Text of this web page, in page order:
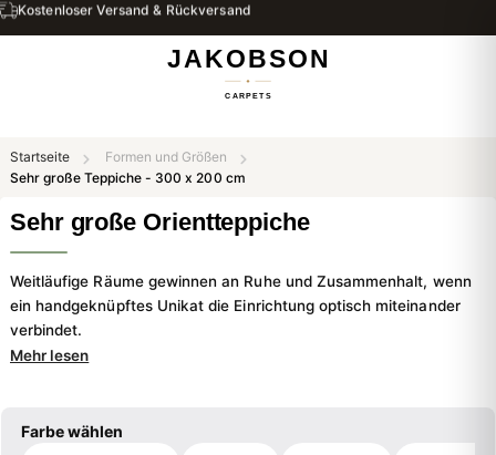
Kostenloser Versand & Rückversand
Startseite
Formen und Größen
Sehr große Teppiche - 300 x 200 cm
Sehr große Orientteppiche
Weitläufige Räume gewinnen an Ruhe und Zusammenhalt, wenn
ein handgeknüpftes Unikat die Einrichtung optisch miteinander
verbindet.
Mehr lesen
Farbe wählen